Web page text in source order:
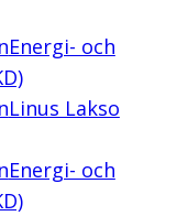
Energi- och
Linus Lakso
Energi- och